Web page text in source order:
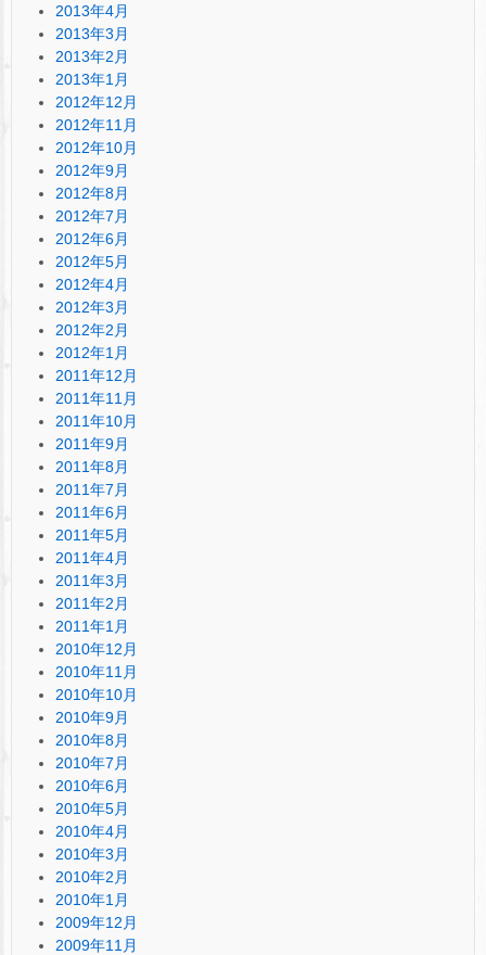
2013年4月
2013年3月
2013年2月
2013年1月
2012年12月
2012年11月
2012年10月
2012年9月
2012年8月
2012年7月
2012年6月
2012年5月
2012年4月
2012年3月
2012年2月
2012年1月
2011年12月
2011年11月
2011年10月
2011年9月
2011年8月
2011年7月
2011年6月
2011年5月
2011年4月
2011年3月
2011年2月
2011年1月
2010年12月
2010年11月
2010年10月
2010年9月
2010年8月
2010年7月
2010年6月
2010年5月
2010年4月
2010年3月
2010年2月
2010年1月
2009年12月
2009年11月